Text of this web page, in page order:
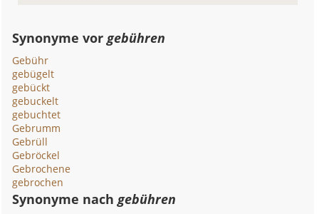
Synonyme vorgebühren
Gebühr
gebügelt
gebückt
gebuckelt
gebuchtet
Gebrumm
Gebrüll
Gebröckel
Gebrochene
gebrochen
Synonyme nachgebühren